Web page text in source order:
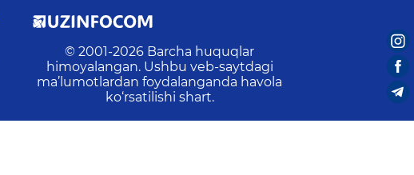
© 2001-2026 Barcha huquqlar
himoyalangan. Ushbu veb-saytdagi
ma’lumotlardan foydalanganda havola
ko‘rsatilishi shart.